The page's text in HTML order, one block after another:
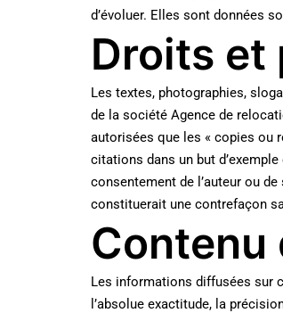
d’évoluer. Elles sont données
Droits et
Les textes, photographies,
de la société Agence de
autorisées que les « copies ou
citations dans un but
consentement de l’auteur ou
constituerait une contrefaçon
Contenu
Les informations diffusées sur
l’absolue exactitude, la